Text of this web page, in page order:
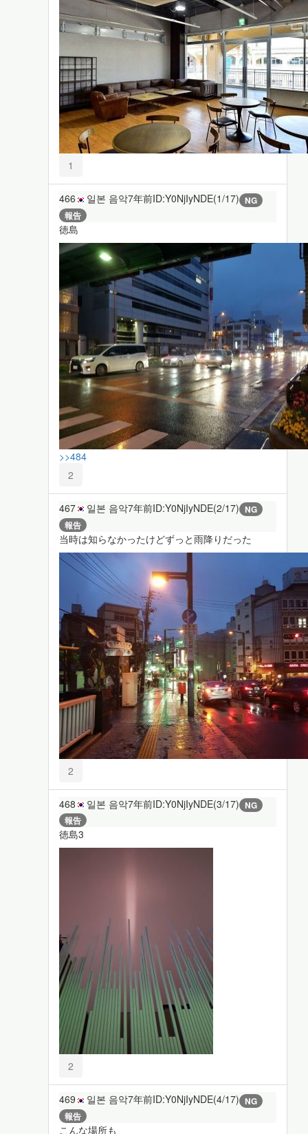
1
466 일본 음악7年前ID:Y0NjIyNDE(1/17) NG
報告
徳島
>>484
2
467 일본 음악7年前ID:Y0NjIyNDE(2/17) NG
報告
当時は知らなかったけどずっと雨降りだった
2
468 일본 음악7年前ID:Y0NjIyNDE(3/17) NG
報告
徳島3
2
469 일본 음악7年前ID:Y0NjIyNDE(4/17) NG
報告
こんな場所も